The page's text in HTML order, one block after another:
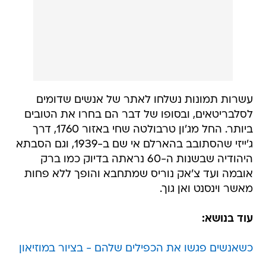
עשרות תמונות נשלחו לאתר של אנשים שדומים
לסלבריטאים, ובסופו של דבר הם בחרו את הטובים
ביותר. החל מג'ון טרבולטה שחי באזור 1760, דרך
ג'ייזי שהסתובב בהארלם אי שם ב-1939, וגם הסבתא
היהודיה שבשנות ה-60 נראתה בדיוק כמו ברק
אובמה ועד צ'אק נוריס שמתחבא והופך ללא פחות
מאשר וינסנט ואן גוך.
עוד בנושא:
כשאנשים פגשו את הכפילים שלהם - בציור במוזיאון